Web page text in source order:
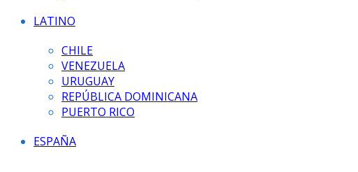
LATINO
CHILE
VENEZUELA
URUGUAY
REPÚBLICA DOMINICANA
PUERTO RICO
ESPAÑA